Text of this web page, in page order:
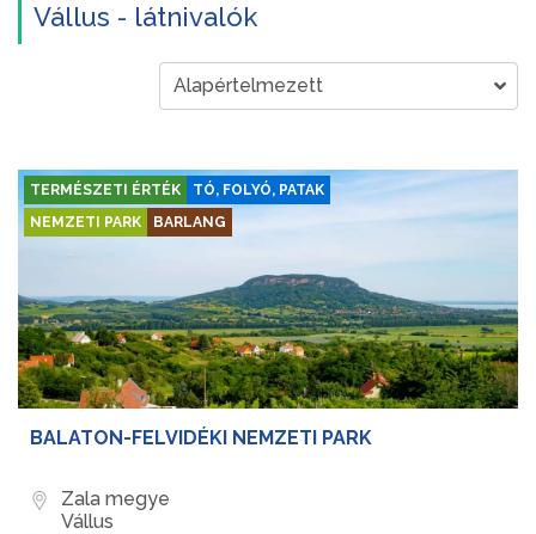
Vállus - látnivalók
TERMÉSZETI ÉRTÉK
TÓ, FOLYÓ, PATAK
NEMZETI PARK
BARLANG
BALATON-FELVIDÉKI NEMZETI PARK
Zala megye
Vállus